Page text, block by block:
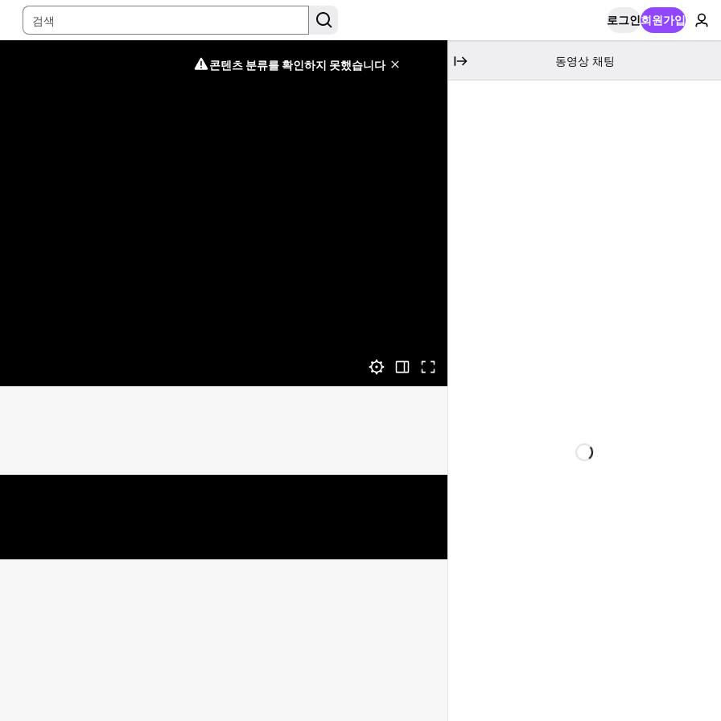
로그인회원가입
콘텐츠 분류를 확인하지 못했습니다 동영상 채팅